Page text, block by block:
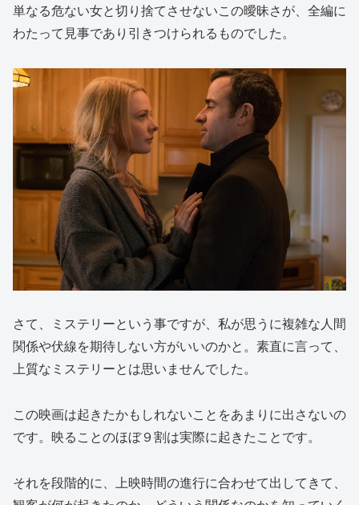
単なる危ない女と切り捨てさせないこの曖昧さが、全編に
わたって見事であり引きつけられるものでした。
さて、ミステリーという事ですが、私が思うに複雑な人間
関係や伏線を期待しない方がいいのかと。素直に言って、
上質なミステリーとは思いませんでした。
この映画は起きたかもしれないことをあまりに出さないの
です。映ることのほぼ９割は実際に起きたことです。
それを段階的に、上映時間の進行に合わせて出してきて、